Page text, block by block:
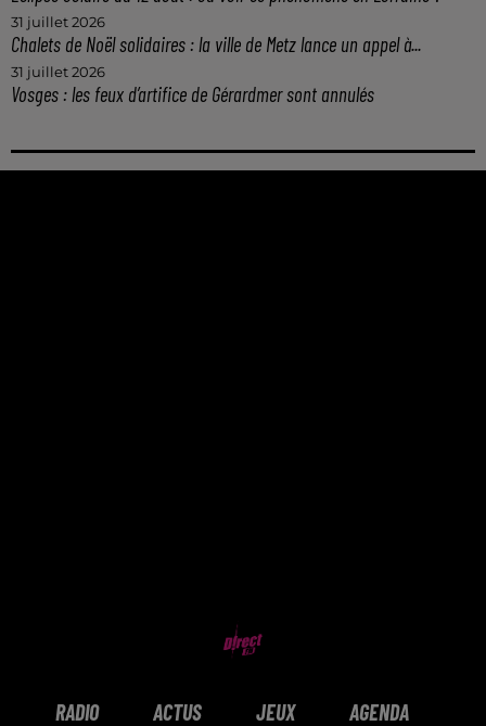
31 juillet 2026
Chalets de Noël solidaires : la ville de Metz lance un appel à...
31 juillet 2026
Vosges : les feux d’artifice de Gérardmer sont annulés
RADIO ACTUS JEUX AGENDA